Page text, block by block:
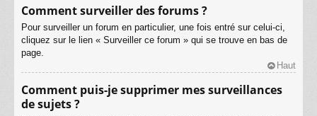
Comment surveiller des forums ?
Pour surveiller un forum en particulier, une fois entré sur celui-ci,
cliquez sur le lien « Surveiller ce forum » qui se trouve en bas de
page.
Haut
Comment puis-je supprimer mes surveillances
de sujets ?